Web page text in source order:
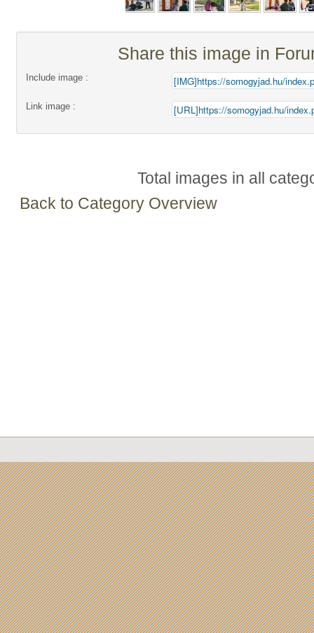
Share this image in
Include image :
Link image :
Total images in all
Back to Category Overview